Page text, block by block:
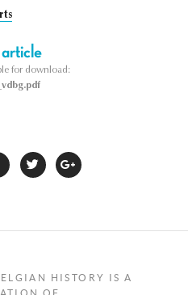
for download:
HISTORY IS A